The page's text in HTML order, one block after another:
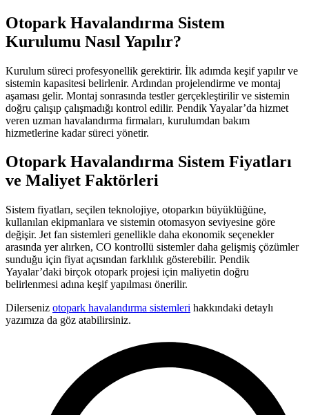
Otopark Havalandırma Sistem
Kurulumu Nasıl Yapılır?
Kurulum süreci profesyonellik gerektirir. İlk adımda keşif yapılır ve
sistemin kapasitesi belirlenir. Ardından projelendirme ve montaj
aşaması gelir. Montaj sonrasında testler gerçekleştirilir ve sistemin
doğru çalışıp çalışmadığı kontrol edilir. Pendik Yayalar’da hizmet
veren uzman havalandırma firmaları, kurulumdan bakım
hizmetlerine kadar süreci yönetir.
Otopark Havalandırma Sistem Fiyatları
ve Maliyet Faktörleri
Sistem fiyatları, seçilen teknolojiye, otoparkın büyüklüğüne,
kullanılan ekipmanlara ve sistemin otomasyon seviyesine göre
değişir. Jet fan sistemleri genellikle daha ekonomik seçenekler
arasında yer alırken, CO kontrollü sistemler daha gelişmiş çözümler
sunduğu için fiyat açısından farklılık gösterebilir. Pendik
Yayalar’daki birçok otopark projesi için maliyetin doğru
belirlenmesi adına keşif yapılması önerilir.
Dilerseniz otopark havalandırma sistemleri hakkındaki detaylı
yazımıza da göz atabilirsiniz.